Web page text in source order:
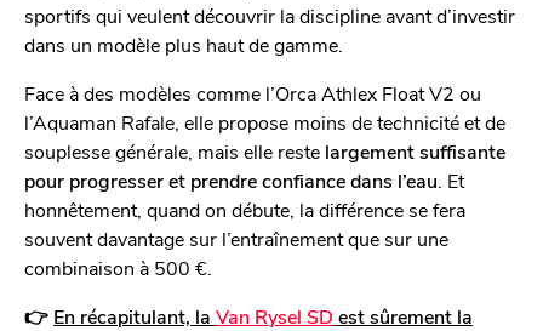
sportifs qui veulent découvrir la discipline avant d’investir
dans un modèle plus haut de gamme.
Face à des modèles comme l’Orca Athlex Float V2 ou
l’Aquaman Rafale, elle propose moins de technicité et de
souplesse générale, mais elle reste largement suffisante
pour progresser et prendre confiance dans l’eau . Et
honnêtement, quand on débute, la différence se fera
souvent davantage sur l’entraînement que sur une
combinaison à 500 €.
👉 En récapitulant, la Van Rysel SD est sûrement la